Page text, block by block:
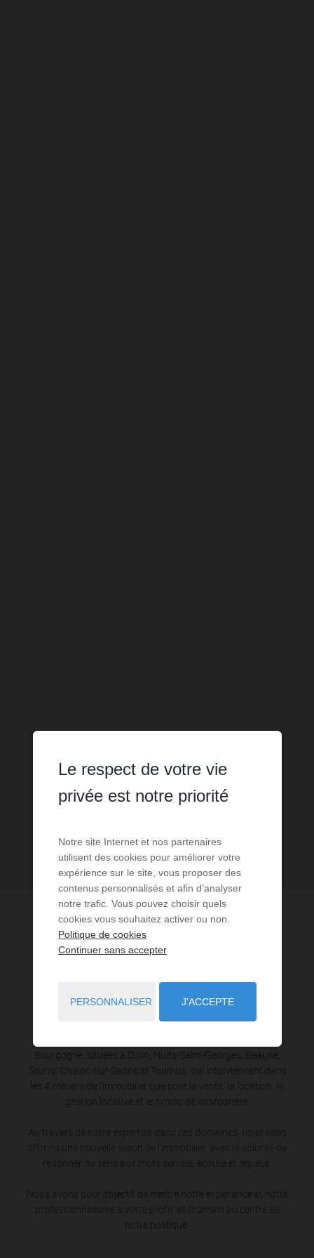
Agence immobilière
IMMOLYS
Bourgogne, situées à Dijon, Nuits-Saint-Georges, Beaune,
Seurre, Chalon-sur-Saône et Tournus, qui interviennent dans
les 4 métiers de l'immobilier que sont la vente, la location, la
gestion locative et le syndic de copropriété.
Au travers de notre expertise dans ces domaines, nous vous
offrons une nouvelle vision de l’immobilier, avec la volonté de
redonner du sens aux mots service, écoute et rigueur.
Nous avons pour objectif de mettre notre expérience et notre
professionnalisme à votre profit, et l’humain au centre de
notre politique.
Le respect de votre vie
privée est notre priorité
Notre site Internet et nos partenaires
utilisent des cookies pour améliorer votre
expérience sur le site, vous proposer des
contenus personnalisés et afin d’analyser
notre trafic. Vous pouvez choisir quels
cookies vous souhaitez activer ou non.
Politique de cookies
Continuer sans accepter
PERSONNALISER J'ACCEPTE